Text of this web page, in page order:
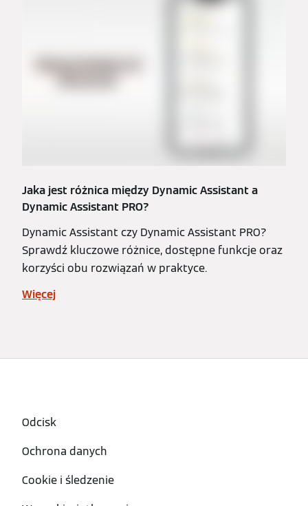
Jaka jest różnica między Dynamic Assistant a
Dynamic Assistant PRO?
Dynamic Assistant czy Dynamic Assistant PRO?
Sprawdź kluczowe różnice, dostępne funkcje oraz
korzyści obu rozwiązań w praktyce.
Więcej
Odcisk
Ochrona danych
Cookie i śledzenie